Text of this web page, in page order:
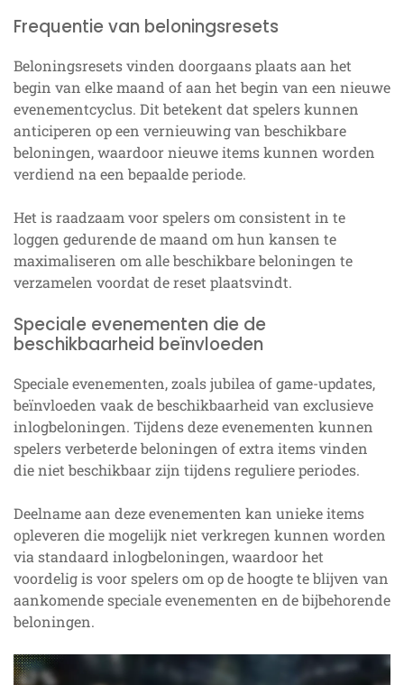
Frequentie van beloningsresets
Beloningsresets vinden doorgaans plaats aan het
begin van elke maand of aan het begin van een nieuwe
evenementcyclus. Dit betekent dat spelers kunnen
anticiperen op een vernieuwing van beschikbare
beloningen, waardoor nieuwe items kunnen worden
verdiend na een bepaalde periode.
Het is raadzaam voor spelers om consistent in te
loggen gedurende de maand om hun kansen te
maximaliseren om alle beschikbare beloningen te
verzamelen voordat de reset plaatsvindt.
Speciale evenementen die de
beschikbaarheid beïnvloeden
Speciale evenementen, zoals jubilea of game-updates,
beïnvloeden vaak de beschikbaarheid van exclusieve
inlogbeloningen. Tijdens deze evenementen kunnen
spelers verbeterde beloningen of extra items vinden
die niet beschikbaar zijn tijdens reguliere periodes.
Deelname aan deze evenementen kan unieke items
opleveren die mogelijk niet verkregen kunnen worden
via standaard inlogbeloningen, waardoor het
voordelig is voor spelers om op de hoogte te blijven van
aankomende speciale evenementen en de bijbehorende
beloningen.